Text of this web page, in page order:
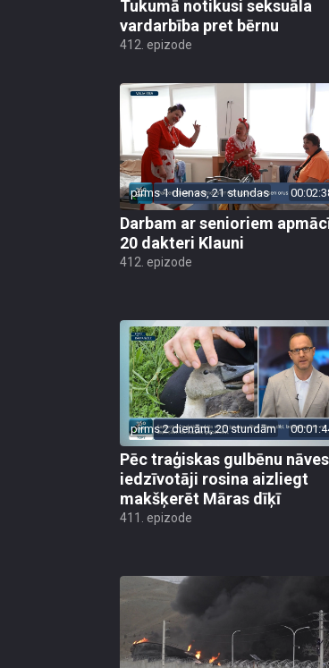
Tukumā notikusi seksuāla
vardarbība pret bērnu
412. epizode
pirms 1 dienas, 21 stundas
Darbam ar senioriem
20 dakteri Klauni
412. epizode
pirms 2 dienām, 20 stundām
Pēc traģiskas gulbēnu nāves
iedzīvotāji rosina aizliegt
makšķerēt Māras dīķī
411. epizode